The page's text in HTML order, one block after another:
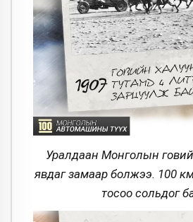
Уралдаан Монголын
явдаг замаар болжээ. 100
тосоо сольдог